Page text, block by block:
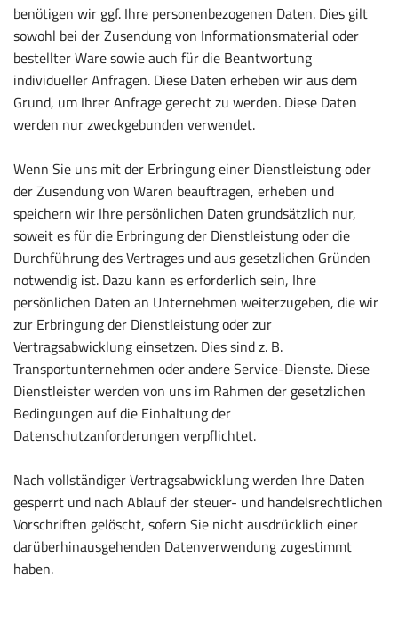
benötigen wir ggf. Ihre personenbezogenen Daten. Dies gilt
sowohl bei der Zusendung von Informationsmaterial oder
bestellter Ware sowie auch für die Beantwortung
individueller Anfragen. Diese Daten erheben wir aus dem
Grund, um Ihrer Anfrage gerecht zu werden. Diese Daten
werden nur zweckgebunden verwendet.
Wenn Sie uns mit der Erbringung einer Dienstleistung oder
der Zusendung von Waren beauftragen, erheben und
speichern wir Ihre persönlichen Daten grundsätzlich nur,
soweit es für die Erbringung der Dienstleistung oder die
Durchführung des Vertrages und aus gesetzlichen Gründen
notwendig ist. Dazu kann es erforderlich sein, Ihre
persönlichen Daten an Unternehmen weiterzugeben, die wir
zur Erbringung der Dienstleistung oder zur
Vertragsabwicklung einsetzen. Dies sind z. B.
Transportunternehmen oder andere Service-Dienste. Diese
Dienstleister werden von uns im Rahmen der gesetzlichen
Bedingungen auf die Einhaltung der
Datenschutzanforderungen verpflichtet.
Nach vollständiger Vertragsabwicklung werden Ihre Daten
gesperrt und nach Ablauf der steuer- und handelsrechtlichen
Vorschriften gelöscht, sofern Sie nicht ausdrücklich einer
darüberhinausgehenden Datenverwendung zugestimmt
haben.